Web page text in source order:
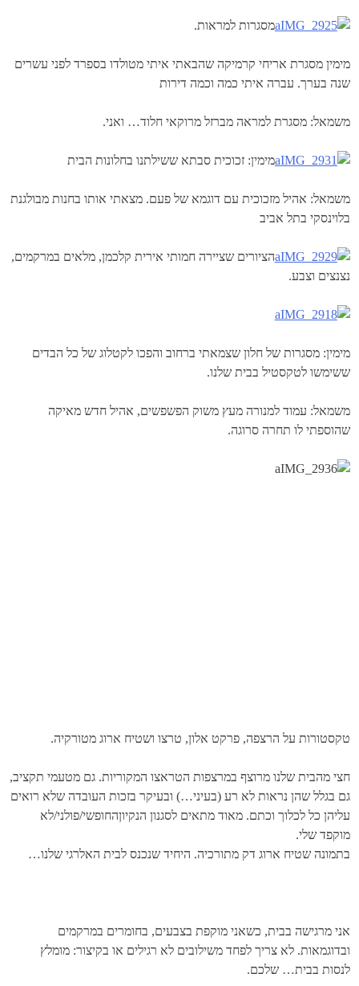
מסגרות למראות.
מימין מסגרת אריחי קרמיקה שהבאתי איתי מטולדו בספרד לפני עשרים
שנה בערך. עברה איתי כמה וכמה דירות
משמאל: מסגרת למראה מברזל מרוקאי חלוד… ואני.
מימין: זכוכית סבתא ששילתנו בחלונות הבית
משמאל: אהיל מזכוכית עם דוגמא של פעם. מצאתי אותו בחנות מבולגנת
בלוינסקי בתל אביב
הציורים שציירה חמותי אירית קלכמן, מלאים במרקמים,
נצנצים וצבע.
מימין: מסגרות של חלון שצמאתי ברחוב והפכו לקטלוג של כל הבדים
ששימשו לטקסטיל בבית שלנו.
משמאל: עמוד למנורה מעץ משוק הפשפשים, אהיל חדש מאיקה
שהוספתי לו תחרה סרוגה.
טקסטורות על הרצפה, פרקט אלון, טרצו ושטיח ארוג מטורקיה.
חצי מהבית שלנו מרוצף במרצפות הטראצו המקוריות. גם מטעמי תקציב,
גם בגלל שהן נראות לא רע (בעיני…) ובעיקר בזכות העובדה שלא רואים
עליהן כל לכלוך וכתם. מאוד מתאים לסגנון הנקיוןהחופשי/פולני/לא
מוקפד שלי.
בתמונה שטיח ארוג דק מתורכיה. היחיד שנכנס לבית האלרגי שלנו…
אני מרגישה בבית, כשאני מוקפת בצבעים, בחומרים במרקמים
ובדוגמאות. לא צריך לפחד משילובים לא רגילים או בקיצור: מומלץ
לנסות בבית… שלכם.